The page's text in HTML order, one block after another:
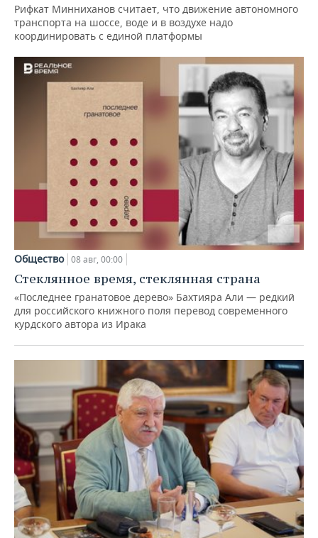
Рифкат Минниханов считает, что движение автономного
транспорта на шоссе, воде и в воздухе надо
координировать с единой платформы
Общество 08 авг, 00:00
Стеклянное время, стеклянная страна
«Последнее гранатовое дерево» Бахтияра Али — редкий
для российского книжного поля перевод современного
курдского автора из Ирака